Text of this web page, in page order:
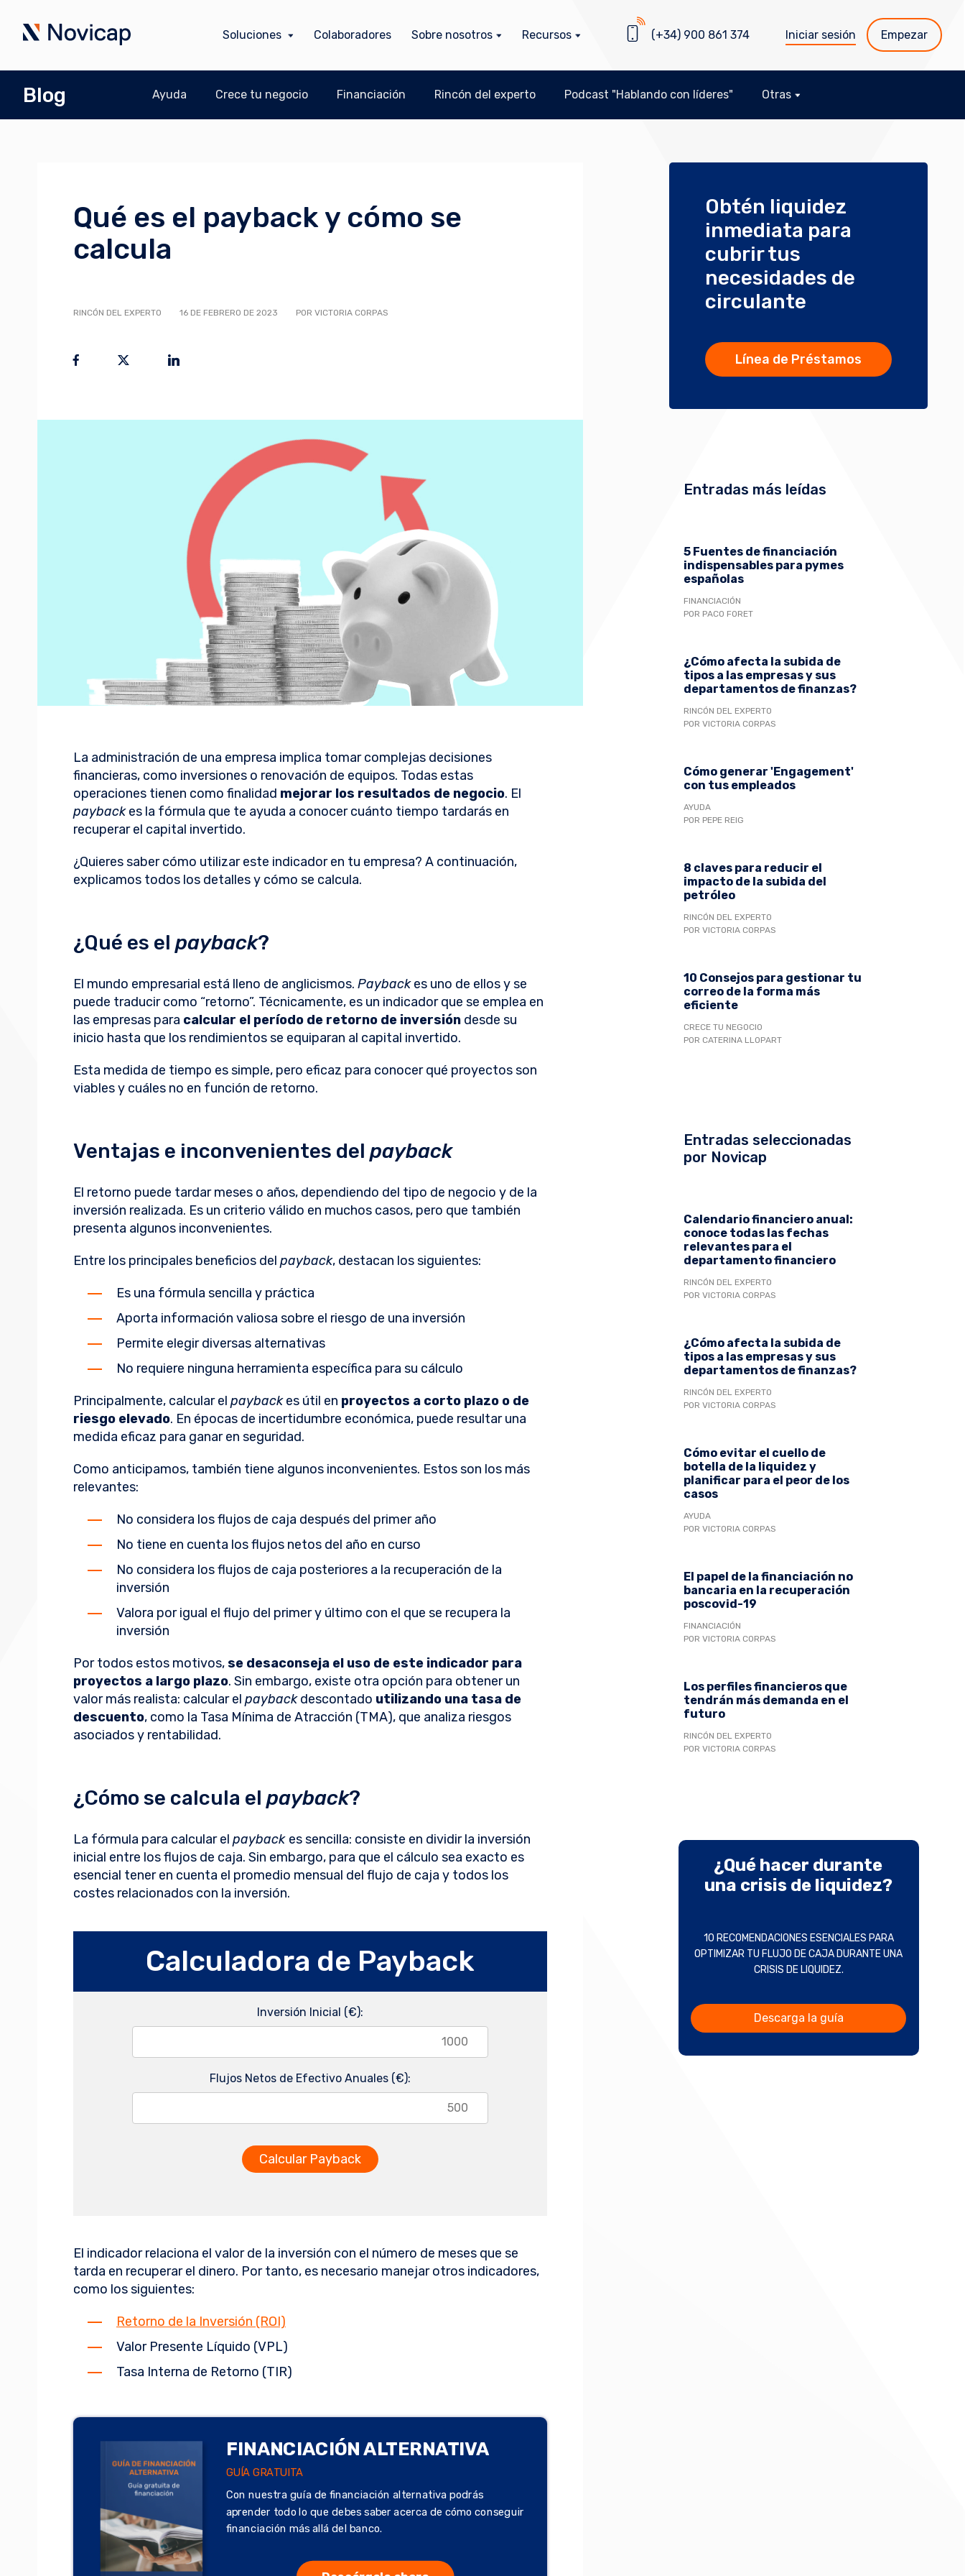
Soluciones Colaboradores Sobre nosotros Recursos (+34) 900 861 374 Iniciar sesión Empezar
Blog Ayuda Crece tu negocio Financiación Rincón del experto Podcast "Hablando con líderes" Otras
Qué es el payback y cómo se
calcula
RINCÓN DEL EXPERTO 16 DE FEBRERO DE 2023 POR VICTORIA CORPAS
La administración de una empresa implica tomar complejas decisiones
financieras, como inversiones o renovación de equipos. Todas estas
operaciones tienen como finalidad mejorar los resultados de negocio. El
paybackes la fórmula que te ayuda a conocer cuánto tiempo tardarás en
recuperar el capital invertido.
¿Quieres saber cómo utilizar este indicador en tu empresa? A continuación,
explicamos todos los detalles y cómo se calcula.
¿Qué es el payback?
El mundo empresarial está lleno de anglicismos. Paybackes uno de ellos y se
puede traducir como “retorno”. Técnicamente, es un indicador que se emplea en
las empresas para calcular el período de retorno de inversión desde su
inicio hasta que los rendimientos se equiparan al capital invertido.
Esta medida de tiempo es simple, pero eficaz para conocer qué proyectos son
viables y cuáles no en función de retorno.
Ventajas e inconvenientes del payback
El retorno puede tardar meses o años, dependiendo del tipo de negocio y de la
inversión realizada. Es un criterio válido en muchos casos, pero que también
presenta algunos inconvenientes.
Entre los principales beneficios del payback, destacan los siguientes:
Es una fórmula sencilla y práctica
Aporta información valiosa sobre el riesgo de una inversión
Permite elegir diversas alternativas
No requiere ninguna herramienta específica para su cálculo
Principalmente, calcular el paybackes útil en proyectos a corto plazo o de
riesgo elevado. En épocas de incertidumbre económica, puede resultar una
medida eficaz para ganar en seguridad.
Como anticipamos, también tiene algunos inconvenientes. Estos son los más
relevantes:
No considera los flujos de caja después del primer año
No tiene en cuenta los flujos netos del año en curso
No considera los flujos de caja posteriores a la recuperación de la
inversión
Valora por igual el flujo del primer y último con el que se recupera la
inversión
Por todos estos motivos,se desaconseja el uso de este indicador para
proyectos a largo plazo. Sin embargo, existe otra opción para obtener un
valor más realista: calcular el paybackdescontado utilizando una tasa de
descuento, como la Tasa Mínima de Atracción (TMA), que analiza riesgos
asociados y rentabilidad.
¿Cómo se calcula el payback?
La fórmula para calcular el payback es sencilla: consiste en dividir la inversión
inicial entre los flujos de caja. Sin embargo, para que el cálculo sea exacto es
esencial tener en cuenta el promedio mensual del flujo de caja y todos los
costes relacionados con la inversión.
Calculadora de Payback
Inversión Inicial (€):
Flujos Netos de Efectivo Anuales (€):
Calcular Payback
El indicador relaciona el valor de la inversión con el número de meses que se
tarda en recuperar el dinero. Por tanto, es necesario manejar otros indicadores,
como los siguientes:
Retorno de la Inversión (ROI)
Valor Presente Líquido (VPL)
Tasa Interna de Retorno (TIR)
Con nuestra guía de financiación alternativa podrás
aprender todo lo que debes saber acerca de cómo conseguir
financiación más allá del banco.
FINANCIACIÓN ALTERNATIVA
GUÍA GRATUITA
Obtén liquidez
inmediata para
cubrir tus
necesidades de
circulante
Línea de Préstamos
Entradas más leídas
5 Fuentes de financiación
indispensables para pymes
españolas
FINANCIACIÓN
POR PACO FORET
¿Cómo afecta la subida de
tipos a las empresas y sus
departamentos de finanzas?
RINCÓN DEL EXPERTO
POR VICTORIA CORPAS
Cómo generar 'Engagement'
con tus empleados
AYUDA
POR PEPE REIG
8 claves para reducir el
impacto de la subida del
petróleo
RINCÓN DEL EXPERTO
POR VICTORIA CORPAS
10 Consejos para gestionar tu
correo de la forma más
eficiente
CRECE TU NEGOCIO
POR CATERINA LLOPART
Entradas seleccionadas
por Novicap
Calendario financiero anual:
conoce todas las fechas
relevantes para el
departamento financiero
RINCÓN DEL EXPERTO
POR VICTORIA CORPAS
¿Cómo afecta la subida de
tipos a las empresas y sus
departamentos de finanzas?
RINCÓN DEL EXPERTO
POR VICTORIA CORPAS
Cómo evitar el cuello de
botella de la liquidez y
planificar para el peor de los
casos
AYUDA
POR VICTORIA CORPAS
El papel de la financiación no
bancaria en la recuperación
poscovid-19
FINANCIACIÓN
POR VICTORIA CORPAS
Los perfiles financieros que
tendrán más demanda en el
futuro
RINCÓN DEL EXPERTO
POR VICTORIA CORPAS
¿Qué hacer durante
una crisis de liquidez?
10 RECOMENDACIONES ESENCIALES PARA
OPTIMIZAR TU FLUJO DE CAJA DURANTE UNA
CRISIS DE LIQUIDEZ.
Descarga la guía